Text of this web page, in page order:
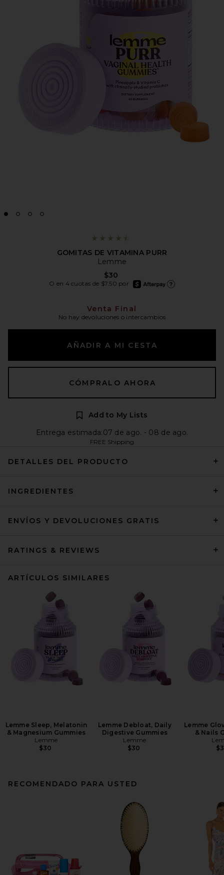
GOMITAS DE VITAMINA PURR
Lemme
$30
O en 4 cuotas de $7.50 por
afterpay
Venta Final
No hay devoluciones o intercambios
AÑADIR A MI CESTA
CÓMPRALO AHORA
Add to My Lists
Entrega estimada:07 de ago. - 08 de ago.
FREE Shipping
DETALLES DEL PRODUCTO
INGREDIENTES
ENVÍOS Y DEVOLUCIONES GRATIS
RATINGS & REVIEWS
ARTÍCULOS SIMILARES
Lemme Sleep, Melatonin
& Magnesium Gummies
Lemme
$30
Lemme Debloat, Daily
Digestive Gummies
Lemme
$30
Lemme
& Nails
RECOMENDADO PARA USTED